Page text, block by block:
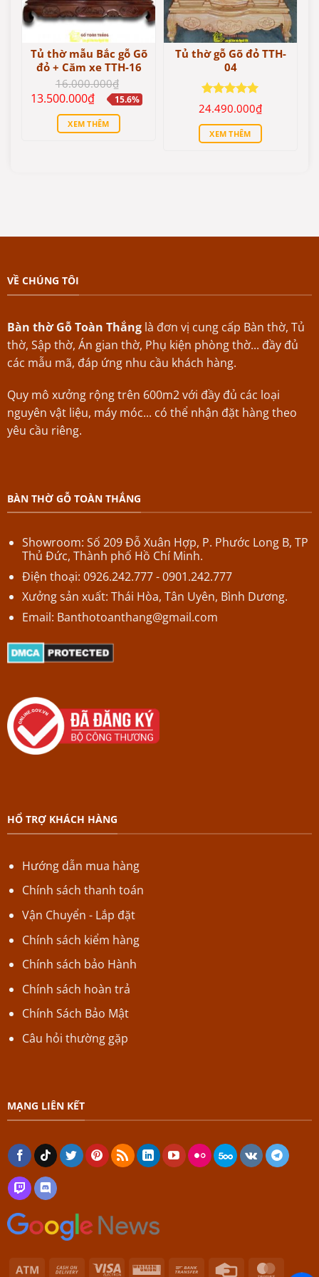
Tủ thờ mẫu Bắc gỗ Gõ
đỏ + Căm xe TTH-16
16.000.000₫
Giá
gốc
16.000.000₫.
13.500.000₫Giá
hiện
tại
là:
15.6%
XEM THÊM
Tủ thờ gỗ Gõ đỏ TTH-
04
Được xếp
hạng55
sao
24.490.000₫
XEM THÊM
VỀ CHÚNG TÔI
Bàn thờ Gỗ Toàn Thắnglà đơn vị cung cấp Bàn thờ, Tủ
thờ, Sập thờ, Án gian thờ, Phụ kiện phòng thờ... đầy đủ
các mẫu mã, đáp ứng nhu cầu khách hàng.
Quy mô xưởng rộng trên 600m2 với đầy đủ các loại
nguyên vật liệu, máy móc... có thể nhận đặt hàng theo
yêu cầu riêng.
BÀN THỜ GỖ TOÀN THẮNG
Showroom: Số 209 Đỗ Xuân Hợp, P. Phước Long B, TP
Thủ Đức, Thành phố Hồ Chí Minh.
Điện thoại: 0926.242.777 - 0901.242.777
Xưởng sản xuất: Thái Hòa, Tân Uyên, Bình Dương.
Email: Banthotoanthang@gmail.com
HỔ TRỢ KHÁCH HÀNG
Hướng dẫn mua hàng
Chính sách thanh toán
Vận Chuyển - Lắp đặt
Chính sách kiểm hàng
Chính sách bảo Hành
Chính sách hoàn trả
Chính Sách Bảo Mật
Câu hỏi thường gặp
MẠNG LIÊN KẾT
Atm Cash Visa Western Bank Credit